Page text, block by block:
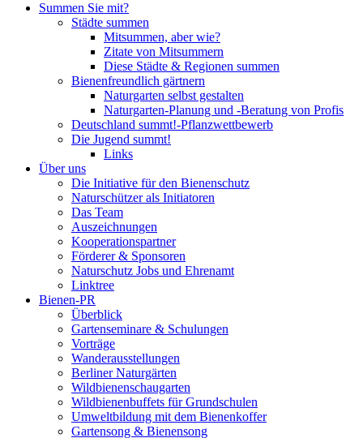
Summen Sie mit?
Städte summen
Mitsummen, aber wie?
Zitate von Mitsummern
Diese Städte & Regionen summen
Bienenfreundlich gärtnern
Naturgarten selbst gestalten
Naturgarten-Planung und -Beratung von Profis
Deutschland summt!-Pflanzwettbewerb
Die Jugend summt!
Links
Über uns
Die Initiative für den Bienenschutz
Naturschützer als Initiatoren
Das Team
Auszeichnungen
Kooperationspartner
Förderer & Sponsoren
Naturschutz Jobs und Ehrenamt
Linktree
Bienen-PR
Überblick
Gartenseminare & Schulungen
Vorträge
Wanderausstellungen
Berliner Naturgärten
Wildbienenschaugarten
Wildbienenbuffets für Grundschulen
Umweltbildung mit dem Bienenkoffer
Gartensong & Bienensong